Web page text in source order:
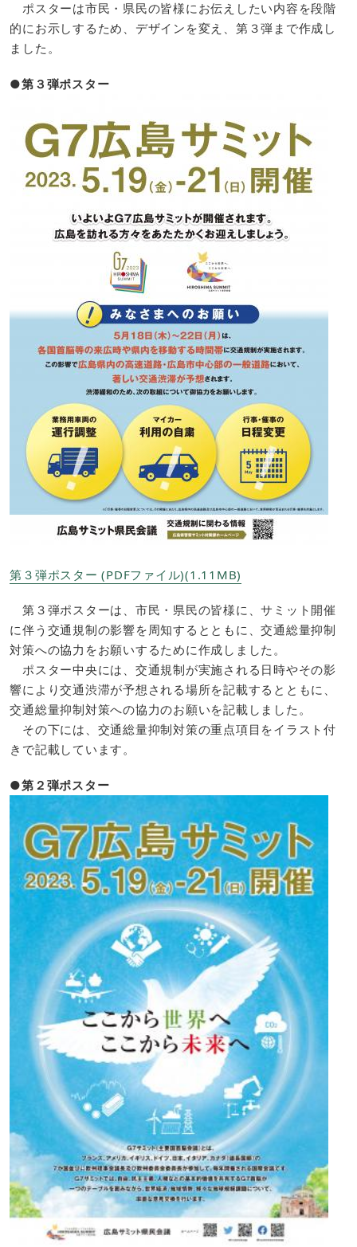
ポスターは市民・県民の皆様にお伝えしたい内容を段階
的にお示しするため、デザインを変え、第３弾まで作成し
ました。
●第３弾ポスター
第３弾ポスター (PDFファイル)(1.11MB)
第３弾ポスターは、市民・県民の皆様に、サミット開催
に伴う交通規制の影響を周知するとともに、交通総量抑制
対策への協力をお願いするために作成しました。
ポスター中央には、交通規制が実施される日時やその影
響により交通渋滞が予想される場所を記載するとともに、
交通総量抑制対策への協力のお願いを記載しました。
その下には、交通総量抑制対策の重点項目をイラスト付
きで記載しています。
●第２弾ポスター​